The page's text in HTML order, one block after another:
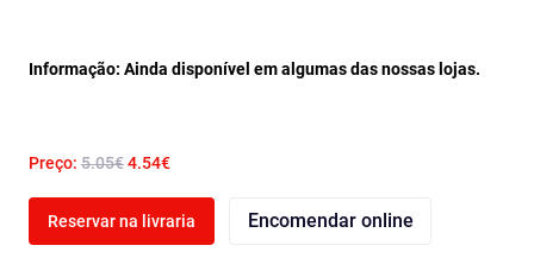
Informação: Ainda disponível em algumas das nossas lojas.
Preço: 5.05€4.54€
Reservar na livraria Encomendar online